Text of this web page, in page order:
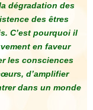
dégradation des
des êtres
C’est pourquoi il
en faveur
les consciences
d’amplifier
dans un monde